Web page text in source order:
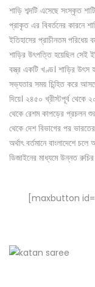
শাড়ি শব্দটি এসেছে সংস্কৃত
প্রাকৃত এর বিবর্তনের কারনে
ইতিহাসের প্রাচীনতম পরিধেয়
শাড়ির উৎপত্তি হয়েছিল সেই
বস্ত্র একটি খণ্ড। শাড়ির উৎস
সভ্যতার সময় চিন্হিত করে
দিয়ে। ২৪৫০ খ্রীস্টপূর্ব থেকে
থেকে রেশম কাপড়ের প্রচলন
থেকে দেশ বিভাগের পর
অর্থাৎ বর্তমানে বাংলাদেশে
ডিজাইনের মাধ্যমে উন্নত
[maxbutton